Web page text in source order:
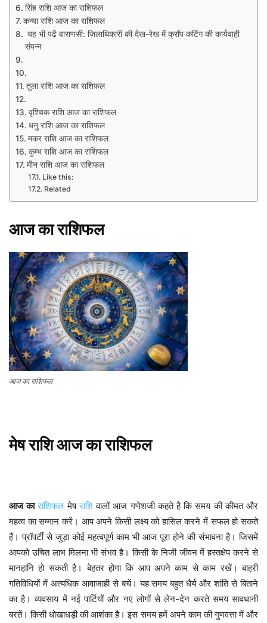
सिंह राशि आज का राशिफल
कन्या राशि आज का राशिफल
यह भी पढ़ें वाराणसी: जिलाधिकारी की देख-रेख में क्रॉप कटिंग की कार्यवाही
संपन्न
तुला राशि आज का राशिफल
वृश्चिक राशि आज का राशिफल
धनु राशि आज का राशिफल
मकर राशि आज का राशिफल
कुम्भ राशि आज का राशिफल
मीन राशि आज का राशिफल
Like this:
Related
आजकाराशिफल
आज का राशिफल
मेषराशिआजकाराशिफल
आज का राशिफलमेषराशिवालों आज गणेशजी कहते है कि समय की कीमत और
महत्व का सम्मान करें। आप अपने किसी लक्ष्य को हासिल करने में सफल हो सकते
हैं। प्रॉपर्टी से जुड़ा कोई महत्वपूर्ण काम भी आज पूरा होने की संभावना है। जिसमें
आपको उचित लाभ मिलना भी संभव है। किसी के निजी जीवन में हस्तक्षेप करने से
मानहानि हो सकती है। बेहतर होगा कि आप अपने काम से काम रखें। बाहरी
गतिविधियों में अत्यधिक आवाजाही से बचें। यह समय बहुत धैर्य और शांति से बिताने
का है। व्यवसाय में नई पार्टियों और नए लोगों से लेन-देन करते समय सावधानी
बरतें। किसी धोखाधड़ी की आशंका है। इस समय हमें अपने काम की गुणवत्ता में और